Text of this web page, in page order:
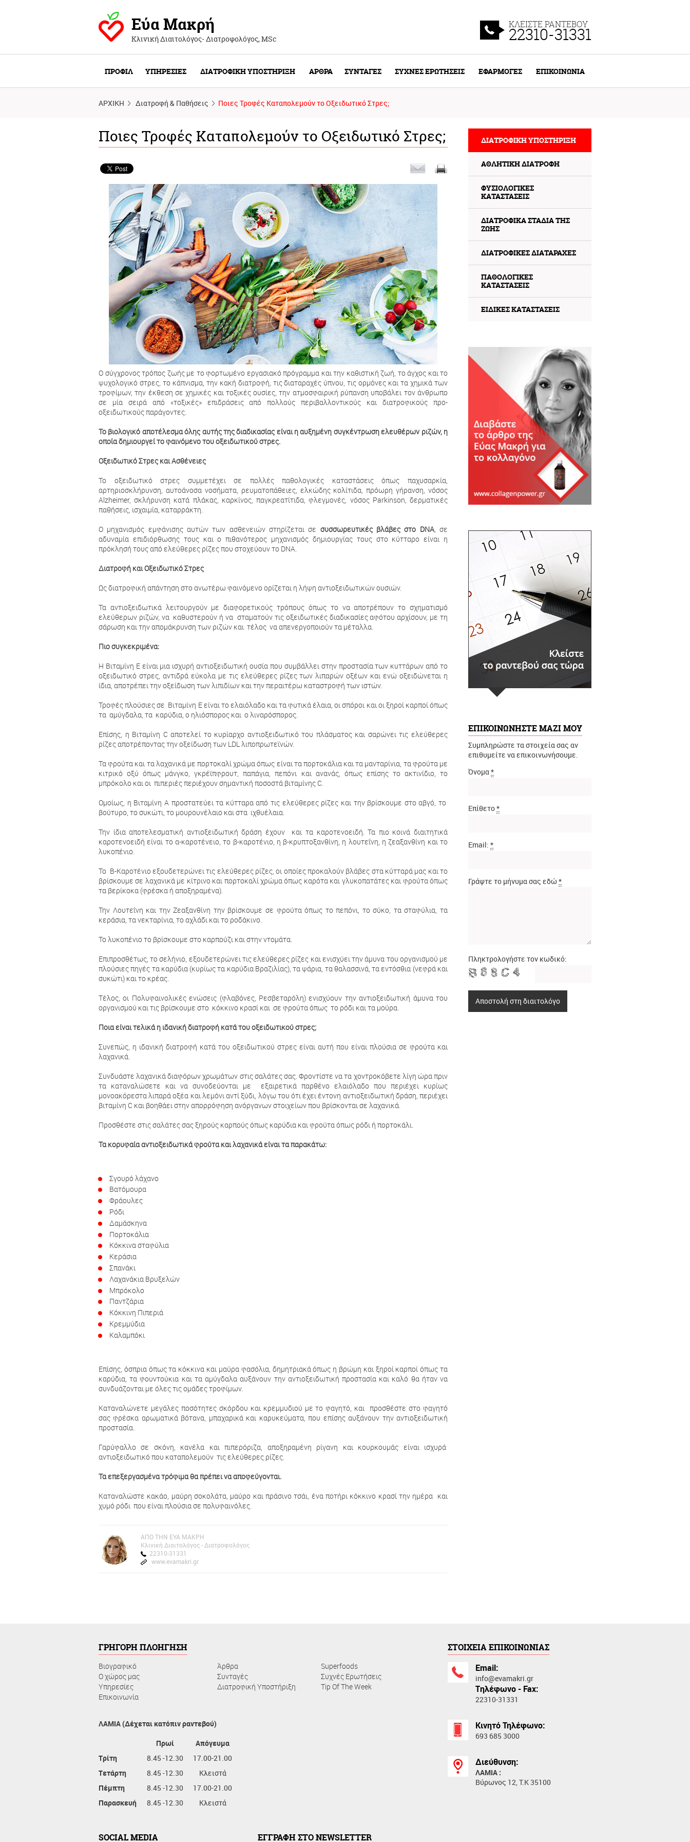
Εύα Μακρή
Κλινική Διαιτολόγος- Διατροφολόγος, ΜSc
ΚΛΕΙΣΤΕ ΡΑΝΤΕΒΟΥ
22310-31331
ΠΡΟΦΙΛ ΥΠΗΡΕΣΙΕΣ ΔΙΑΤΡΟΦΙΚΗ ΥΠΟΣΤΗΡΙΞΗ ΑΡΘΡΑ ΣΥΝΤΑΓΕΣ ΣΥΧΝΕΣ ΕΡΩΤΗΣΕΙΣ ΕΦΑΡΜΟΓΕΣ ΕΠΙΚΟΙΝΩΝΙΑ
ΑΡΧΙΚΗ Διατροφή & Παθήσεις Ποιες Τροφές Καταπολεμούν το Οξειδωτικό Στρες;
Ποιες Τροφές Καταπολεμούν το Οξειδωτικό Στρες;
Ο σύγχρονος τρόπος ζωής με το φορτωμένο εργασιακό πρόγραμμα και την καθιστική ζωή, το άγχος και το
ψυχολογικό στρες, το κάπνισµα, την κακή διατροφή, τις διαταραχές ύπνου, τις ορμόνες και τα χημικά των
τροφίμων, την έκθεση σε χημικές και τοξικές ουσίες, την ατμοσφαιρική ρύπανση υποβάλει τον άνθρωπο
σε µία σειρά από «τοξικές» επιδράσεις από πολλούς περιβαλλοντικούς και διατροφικούς προ-
οξειδωτικούς παράγοντες.
Το βιολογικό αποτέλεσμα όλης αυτής της διαδικασίας είναι η αυξημένη συγκέντρωση ελευθέρων ριζών, η
οποία δημιουργεί το φαινόμενο του οξειδωτικού στρες.
Οξειδωτικό Στρες και Ασθένειες
Το οξειδωτικό στρες συμμετέχει σε πολλές παθολογικές καταστάσεις όπως παχυσαρκία,
αρτηριοσκλήρυνση, αυτοάνοσα νοσήματα, ρευµατοπάθειες, ελκώδης κολίτιδα, πρόωρη γήρανση, νόσος
Alzheimer, σκλήρυνση κατά πλάκας, καρκίνος, παγκρεατίτιδα, φλεγμονές, νόσος Parkinson, δερματικές
παθήσεις, ισχαιμία, καταρράκτη.
Ο μηχανισμός εμφάνισης αυτών των ασθενειών στηρίζεται σε συσσωρευτικές βλάβες στο DNA, σε
αδυναμία επιδιόρθωσης τους και ο πιθανότερος μηχανισμός δημιουργίας τους στο κύτταρο είναι η
πρόκλησή τους από ελεύθερες ρίζες που στοχεύουν το DNA.
Διατροφή και Οξειδωτικό Στρες
Ως διατροφική απάντηση στο ανωτέρω φαινόμενο ορίζεται η λήψη αντιοξειδωτικών ουσιών.
Τα αντιοξειδωτικά λειτουργούν µε διαφορετικούς τρόπους όπως το να αποτρέπουν το σχηματισμό
ελεύθερων ριζών, να καθυστερούν ή να σταματούν τις οξειδωτικές διαδικασίες αφότου αρχίσουν, µε τη
σάρωση και την απομάκρυνση των ριζών και τέλος να απενεργοποιούν τα μέταλλα.
Πιο συγκεκριμένα:
Η Βιταμίνη Ε είναι μια ισχυρή αντιοξειδωτική ουσία που συμβάλλει στην προστασία των κυττάρων από το
οξειδωτικό στρες, αντιδρά εύκολα με τις ελεύθερες ρίζες των λιπαρών οξέων και ενώ οξειδώνεται η
ίδια, αποτρέπει την οξείδωση των λιπιδίων και την περαιτέρω καταστροφή των ιστών.
Τροφές πλούσιες σε Βιταμίνη E είναι το ελαιόλαδο και τα φυτικά έλαια, οι σπόροι και οι ξηροί καρποί όπως
τα αμύγδαλα, τα καρύδια, ο ηλιόσπορος και ο λιναρόσπορος.
Επίσης, η Βιταμίνη C αποτελεί το κυρίαρχο αντιοξειδωτικό του πλάσματος και σαρώνει τις ελεύθερες
ρίζες αποτρέποντας την οξείδωση των LDL λιποπρωτεϊνών.
Τα φρούτα και τα λαχανικά µε πορτοκαλί χρώμα όπως είναι τα πορτοκάλια και τα μανταρίνια, τα φρούτα µε
κιτρικό οξύ όπως µάνγκο, γκρέϊπφρουτ, παπάγια, πεπόνι και ανανάς, όπως επίσης το ακτινίδιο, το
μπρόκολο και οι πιπεριές περιέχουν σημαντική ποσοστά βιταμίνης C.
Ομοίως, η Βιταμίνη Α προστατεύει τα κύτταρα από τις ελεύθερες ρίζες και την βρίσκουμε στο αβγό, το
βούτυρο, το συκώτι, το μουρουνέλαιο και στα ιχθυέλαια.
Την ίδια αποτελεσματική αντιοξειδωτική δράση έχουν και τα καροτενοειδή. Τα πιο κοινά διαιτητικά
καροτενοειδή είναι το α-καροτένειο, το β-καροτένιο, η β-κρυπτοξανθίνη, η λουτεΐνη, η ζεαξανθίνη και το
λυκοπένιο.
Το Β-Καροτένιο εξουδετερώνει τις ελεύθερες ρίζες, οι οποίες προκαλούν βλάβες στα κύτταρά μας και το
βρίσκουμε σε λαχανικά με κίτρινο και πορτοκαλί χρώμα όπως καρότα και γλυκοπατάτες και φρούτα όπως
τα βερίκοκα (φρέσκα ή αποξηραμένα).
Την Λουτεΐνη και την Ζεαξανθίνη την βρίσκουμε σε φρούτα όπως το πεπόνι, το σύκο, τα σταφύλια, τα
κεράσια, τα νεκταρίνια, το αχλάδι και το ροδάκινο.
Το λυκοπένιο το βρίσκουμε στο καρπούζι και στην ντομάτα.
Επιπροσθέτως, το σελήνιο, εξουδετερώνει τις ελεύθερες ρίζες και ενισχύει την άμυνα του οργανισμού με
πλούσιες πηγές τα καρύδια (κυρίως τα καρύδια Βραζιλίας), τα ψάρια, τα θαλασσινά, τα εντόσθια (νεφρά και
συκώτι) και το κρέας.
Τέλος, οι Πολυφαινολικές ενώσεις (φλαβόνες, Ρεσβεταρόλη) ενισχύουν την αντιοξειδωτική άμυνα του
οργανισμού και τις βρίσκουμε στο κόκκινο κρασί και σε φρούτα όπως το ρόδι και τα μούρα.
Ποια είναι τελικά η ιδανική διατροφή κατά του οξειδωτικού στρες;
Συνεπώς, η ιδανική διατροφή κατά του οξειδωτικού στρες είναι αυτή που είναι πλούσια σε φρούτα και
λαχανικά.
Συνδυάστε λαχανικά διαφόρων χρωμάτων στις σαλάτες σας. Φροντίστε να τα χοντροκόβετε λίγη ώρα πριν
τα καταναλώσετε και να συνοδεύονται με εξαιρετικά παρθένο ελαιόλαδο που περιέχει κυρίως
μονοακόρεστα λιπαρά οξέα και λεμόνι αντί ξύδι, λόγω του ότι έχει έντονη αντιοξειδωτική δράση, περιέχει
βιταμίνη C και βοηθάει στην απορρόφηση ανόργανων στοιχείων που βρίσκονται σε λαχανικά.
Προσθέστε στις σαλάτες σας ξηρούς καρπούς όπως καρύδια και φρούτα όπως ρόδι ή πορτοκάλι.
Τα κορυφαία αντιοξειδωτικά φρούτα και λαχανικά είναι τα παρακάτω:
Σγουρό λάχανο
Βατόμουρα
Φράουλες
Ρόδι
Δαμάσκηνα
Πορτοκάλια
Κόκκινα σταφύλια
Κεράσια
Σπανάκι
Λαχανάκια Βρυξελών
Μπρόκολο
Παντζάρια
Κόκκινη Πιπεριά
Κρεμμύδια
Καλαμπόκι
Επίσης, όσπρια όπως τα κόκκινα και μαύρα φασόλια, δημητριακά όπως η βρώμη και ξηροί καρποί όπως τα
καρύδια, τα φουντούκια και τα αμύγδαλα αυξάνουν την αντιοξειδωτική προστασία και καλό θα ήταν να
συνδυάζονται με όλες τις ομάδες τροφίμων.
Καταναλώνετε μεγάλες ποσότητες σκόρδου και κρεμμυδιού με το φαγητό, και προσθέστε στο φαγητό
σας φρέσκα αρωματικά βότανα, μπαχαρικά και καρυκεύματα, που επίσης αυξάνουν την αντιοξειδωτική
προστασία.
Γαρύφαλλο σε σκόνη, κανέλα και πιπερόριζα, αποξηραμένη ρίγανη και κουρκουμάς είναι ισχυρά
αντιοξειδωτικό που καταπολεμούν τις ελεύθερες ρίζες.
Τα επεξεργασμένα τρόφιμα θα πρέπει να αποφεύγονται.
Καταναλώστε κακάο, μαύρη σοκολάτα, μαύρο και πράσινο τσάι, ένα ποτήρι κόκκινο κρασί την ημέρα και
χυμό ρόδι που είναι πλούσια σε πολυφαινόλες.
AΠΟ ΤΗΝ ΕΥΑ ΜΑΚΡΗ
Kλινική Διαιτολόγος - Διατροφολόγος
22310-31331
www.evamakri.gr
ΔΙΑΤΡΟΦΙΚΗ ΥΠΟΣΤΗΡΙΞΗ
ΑΘΛΗΤΙΚΗ ΔΙΑΤΡΟΦΗ
ΦΥΣΙΟΛΟΓΙΚΕΣ
ΚΑΤΑΣΤΑΣΕΙΣ
ΔΙΑΤΡΟΦΙΚΑ ΣΤΑΔΙΑ ΤΗΣ
ΖΩΗΣ
ΔΙΑΤΡΟΦΙΚΕΣ ΔΙΑΤΑΡΑΧΕΣ
ΠΑΘΟΛΟΓΙΚΕΣ
ΚΑΤΑΣΤΑΣΕΙΣ
ΕΙΔΙΚΕΣ ΚΑΤΑΣΤΑΣΕΙΣ
ΕΠΙΚΟΙΝΩΝΗΣΤΕ ΜΑΖΙ ΜΟΥ
Συμπληρώστε τα στοιχεία σας αν
επιθυμείτε να επικοινωνήσουμε.
Όνομα*
Επίθετο*
Email: *
Γράψτε το μήνυμα σας εδώ*
Πληκτρολογήστε τον κωδικό:
Αποστολή στη διαιτολόγο
ΓΡΗΓΟΡΗ ΠΛΟΗΓΗΣΗ
Βιογραφικό Άρθρα
Superfoods
Ο χώρος μας
Συνταγές
Συχνές Ερωτήσεις
Υπηρεσίες
Διατροφική Υποστήριξη
Τip Of The Week
Επικοινωνία
ΛΑΜΙΑ (Δέχεται κατόπιν ραντεβού)
Πρωί
Απόγευμα
Τρίτη
8.45 -12.30
17.00-21.00
Τετάρτη
8.45 -12.30
Κλειστά
Πέμπτη
8.45 -12.30
17.00-21.00
Παρασκευή
8.45 -12.30 Κλειστά
SOCIAL MEDIA ΕΓΓΡΑΦΗ ΣΤΟ NEWSLETTER
ΣΤΟΙΧΕΙΑ ΕΠΙΚΟΙΝΩΝΙΑΣ
Email:
info@evamakri.gr
Tηλέφωνο - Fax:
22310-31331
Κινητό Τηλέφωνο:
693 685 3000
Διεύθυνση:
ΛΑΜΙΑ :
Βύρωνος 12, Τ.Κ 35100